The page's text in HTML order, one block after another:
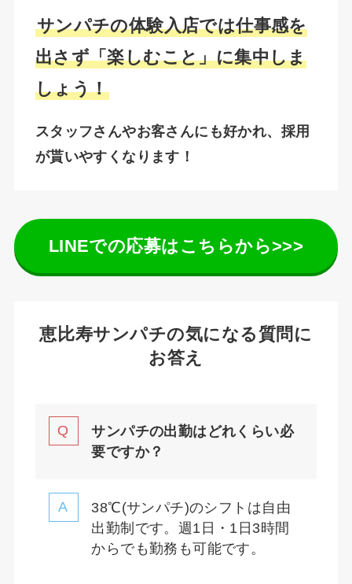
サンパチの体験入店では仕事感を
出さず「楽しむこと」に集中しま
しょう！
スタッフさんやお客さんにも好かれ、採用
が貰いやすくなります！
LINEでの応募はこちらから>>>
恵比寿サンパチの気になる質問に
お答え
サンパチの出勤はどれくらい必
要ですか？
38℃(サンパチ)のシフトは自由
出勤制です。週1日・1日3時間
からでも勤務も可能です。